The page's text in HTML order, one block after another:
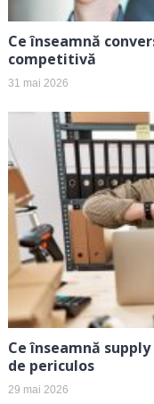
Ce înseamnă
competitivă
31 mai 2026
Ce înseamnă
de periculos
29 mai 2026